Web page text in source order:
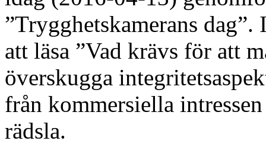
”Trygghetskamerans
att läsa ”Vad krävs för att
överskugga
från kommersiella
rädsla.